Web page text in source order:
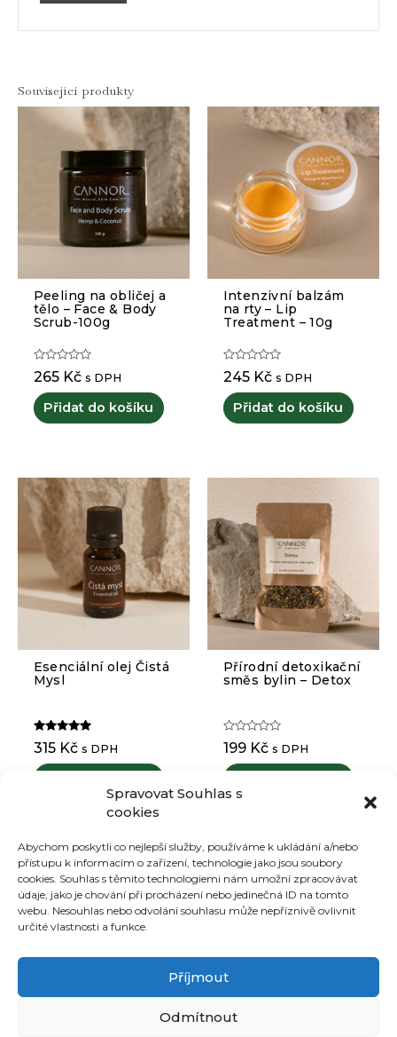
Spravovat Souhlas s
cookies
Abychom poskytli co nejlepší služby, používáme k ukládání a/nebo
přístupu k informacím o zařízení, technologie jako jsou soubory
cookies. Souhlas s těmito technologiemi nám umožní zpracovávat
údaje, jako je chování při procházení nebo jedinečná ID na tomto
webu. Nesouhlas nebo odvolání souhlasu může nepříznivě ovlivnit
určité vlastnosti a funkce.
Příjmout
Odmítnout
Související produkty
Hodnocení
0
5
Peeling na obličej a
tělo – Face & Body
Scrub-100g
265 Kč s DPH
Přidat do košíku
Hodnocení
0
5
Intenzivní balzám
na rty – Lip
Treatment – 10g
245 Kč s DPH
Přidat do košíku
Hodnocení
5.00
z 5
Esenciální olej Čistá
Mysl
315 Kč s DPH
Hodnocení
0
5
Přírodní detoxikační
směs bylin – Detox
199 Kč s DPH
Můj účet
Ochrana osobních údajů
Obchodní podmínky
Doprava
Kontakty